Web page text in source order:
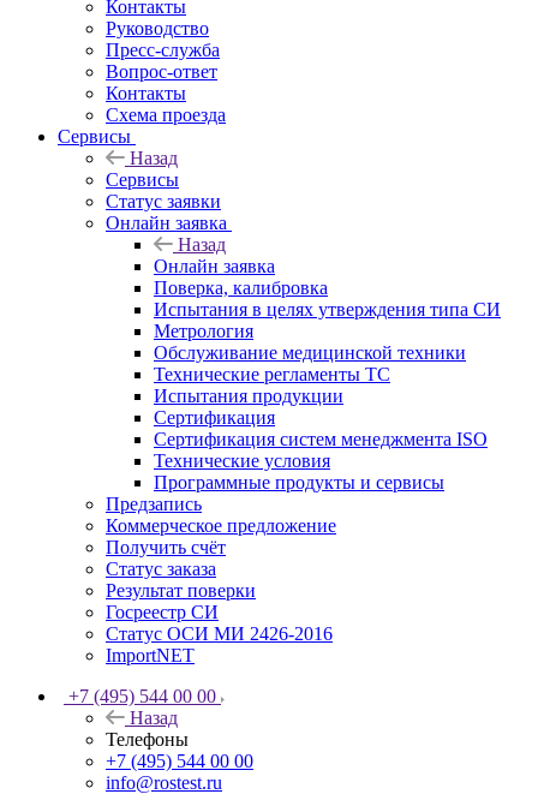
Контакты
Руководство
Пресс-служба
Вопрос-ответ
Контакты
Схема проезда
Сервисы
Назад
Сервисы
Статус заявки
Онлайн заявка
Назад
Онлайн заявка
Поверка, калибровка
Испытания в целях утверждения типа СИ
Метрология
Обслуживание медицинской техники
Технические регламенты ТС
Испытания продукции
Сертификация
Сертификация систем менеджмента ISO
Технические условия
Программные продукты и сервисы
Предзапись
Коммерческое предложение
Получить счёт
Статус заказа
Результат поверки
Госреестр СИ
Статус ОСИ МИ 2426-2016
ImportNET
+7 (495) 544 00 00
Назад
Телефоны
+7 (495) 544 00 00
info@rostest.ru